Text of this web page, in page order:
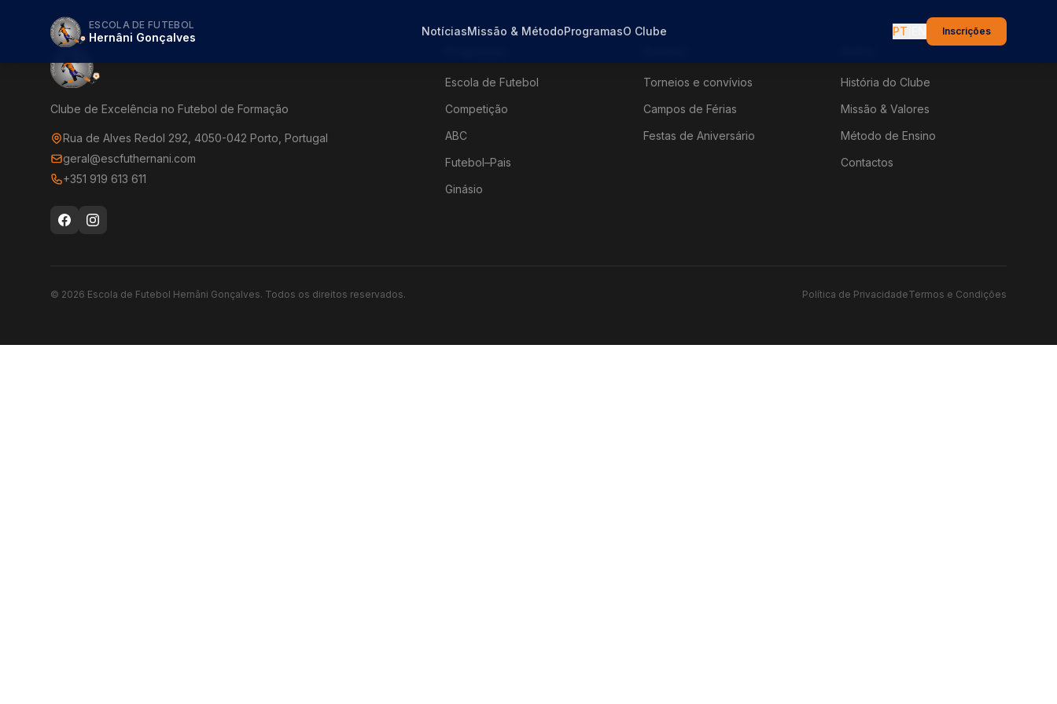
ESCOLA DE FUTEBOL
Hernâni Gonçalves NotíciasMissão & MétodoProgramasO Clube PT Inscrições
Clube de Excelência no Futebol de Formação
Rua de Alves Redol 292, 4050-042 Porto, Portugal
geral@escfuthernani.com
+351 919 613 611
Escola de Futebol
Competição
ABC
Futebol–Pais
Ginásio
Torneios e convívios
Campos de Férias
Festas de Aniversário
História do Clube
Missão & Valores
Método de Ensino
Contactos
© 2026 Escola de Futebol Hernâni Gonçalves. Todos os direitos reservados. Política de PrivacidadeTermos e Condições